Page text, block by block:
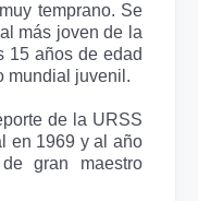
temprano. Se
más joven de la
15 años de edad
mundial juvenil.
de la URSS
en 1969 y al año
gran maestro